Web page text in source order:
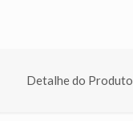
Detalhe do Produto